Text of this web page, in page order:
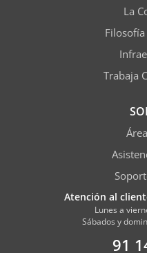
La
Trabaja
Atención al
Lunes a
Sábados y
91